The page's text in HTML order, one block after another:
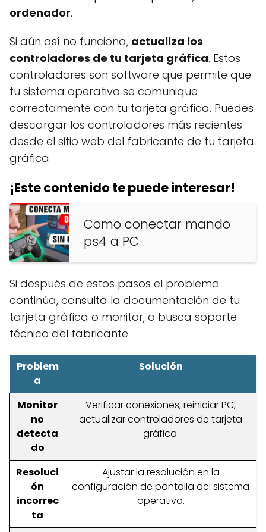
ordenador.
Si aún así no funciona, actualiza los
controladores de tu tarjeta gráfica. Estos
controladores son software que permite que
tu sistema operativo se comunique
correctamente con tu tarjeta gráfica. Puedes
descargar los controladores más recientes
desde el sitio web del fabricante de tu tarjeta
gráfica.
¡Este contenido te puede interesar!
Como conectar mando
ps4 a PC
Si después de estos pasos el problema
continúa, consulta la documentación de tu
tarjeta gráfica o monitor, o busca soporte
técnico del fabricante.
Problem
a
Solución
Monitor
no
detecta
do
Verificar conexiones, reiniciar PC,
actualizar controladores de tarjeta
gráfica.
Resoluci
ón
incorrec
ta
Ajustar la resolución en la
configuración de pantalla del sistema
operativo.